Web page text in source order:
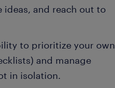
ideas, and reach out to
to prioritize your own
and manage
in isolation.